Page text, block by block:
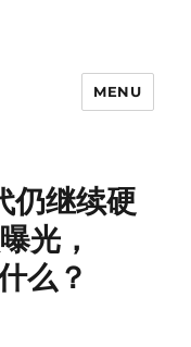
MENU
仍继续硬
光，
么？